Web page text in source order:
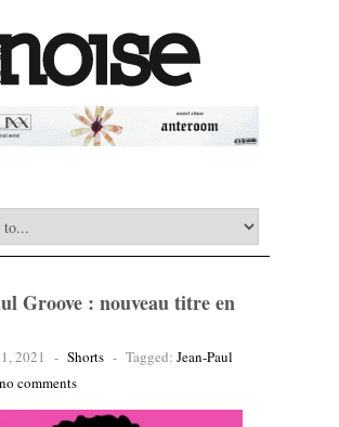
Groove : nouveau titre en
2021 - Shorts - Tagged: Jean-Paul
no comments